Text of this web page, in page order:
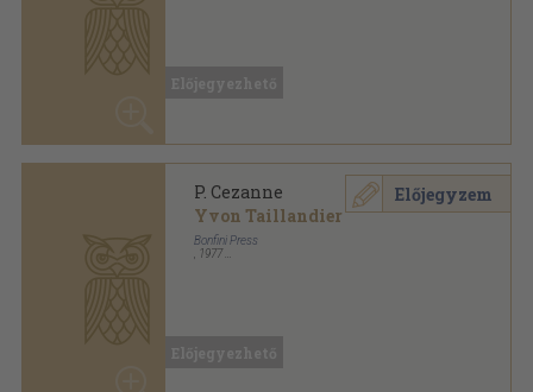
P. Cezanne
Yvon Taillandier
Bonfini Press
,1977
Fűzött keménykötés ,96oldal
Előjegyzem